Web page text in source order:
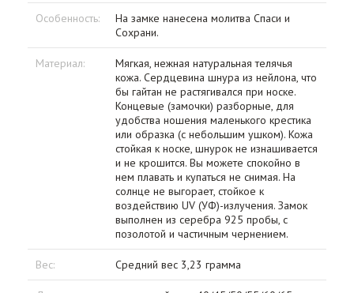
Особенность:
На замке нанесена молитва Спаси и
Сохрани.
Материал:
Мягкая, нежная натуральная телячья
кожа. Сердцевина шнура из нейлона, что
бы гайтан не растягивался при носке.
Концевые (замочки) разборные, для
удобства ношения маленького крестика
или образка (с небольшим ушком). Кожа
стойкая к носке, шнурок не изнашивается
и не крошится. Вы можете спокойно в
нем плавать и купаться не снимая. На
солнце не выгорает, стойкое к
воздействию UV (УФ)-излучения. Замок
выполнен из серебра 925 пробы, с
позолотой и частичным чернением.
Вес: Средний вес 3,23 грамма